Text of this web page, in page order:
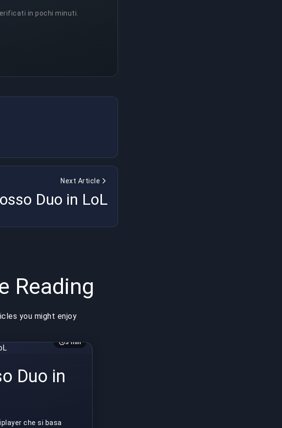
in pochi minuti.
Next Article
Duo in LoL
Reading
you might enjoy
3 min
Duo in
che si basa